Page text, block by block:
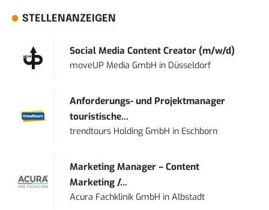
STELLENANZEIGEN
Social Media Content Creator (m/w/d)
moveUP Media GmbH in Düsseldorf
Anforderungs- und Projektmanager
touristische...
trendtours Holding GmbH in Eschborn
Marketing Manager – Content
Marketing /...
Acura Fachklinik GmbH inAlbstadt